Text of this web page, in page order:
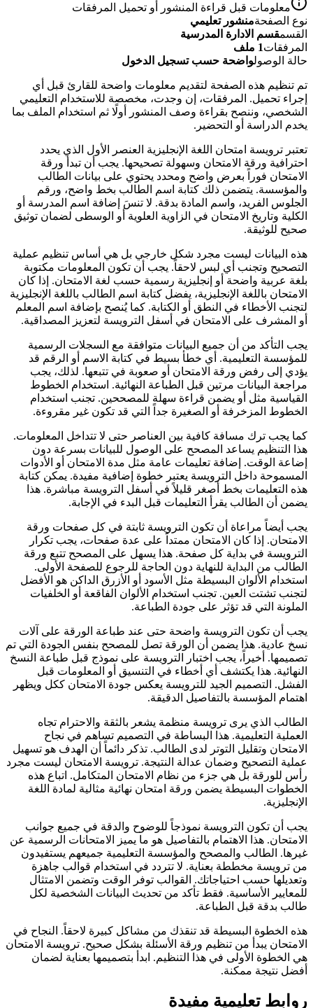
معلومات قبل قراءة المنشور أو تحميل المرفقات
نوع الصفحةمنشور تعليمي
القسمقسم الادارة المدرسية
المرفقات1 ملف
حالة الوصولواضحة حسب تسجيل الدخول
تم تنظيم هذه الصفحة لتقديم معلومات واضحة للقارئ قبل أي
إجراء تحميل. المرفقات، إن وجدت، مخصصة للاستخدام التعليمي
الشخصي، وننصح بقراءة وصف المنشور أولًا ثم استخدام الملف بما
يخدم الدراسة أو التحضير.
تعتبر ترويسة امتحان اللغة الإنجليزية العنصر الأول الذي يحدد
احترافية ورقة الامتحان وسهولة تصحيحها. يجب أن تبدأ ورقة
الامتحان فوراً بعرض واضح ومحدد يحتوي على بيانات الطالب
والمؤسسة. يتضمن ذلك كتابة اسم الطالب بخط واضح، ورقم
الجلوس الفريد، واسم المادة بدقة. لا تنسَ إضافة اسم المدرسة أو
الكلية وتاريخ الامتحان في الزاوية العلوية أو الوسطى لضمان توثيق
صحيح للوثيقة.
هذه البيانات ليست مجرد شكل خارجي بل هي أساس تنظيم عملية
التصحيح وتجنب أي لبس لاحقاً. يجب أن تكون المعلومات مكتوبة
بلغة عربية واضحة أو إنجليزية رسمية حسب لغة الامتحان. إذا كان
الامتحان باللغة الإنجليزية، يفضل كتابة اسم الطالب باللغة الإنجليزية
لتجنب الأخطاء في النطق أو الكتابة. كما يُنصح بإضافة اسم المعلم
أو المشرف على الامتحان في أسفل الترويسة لتعزيز المصداقية.
يجب التأكد من أن جميع البيانات متوافقة مع السجلات الرسمية
للمؤسسة التعليمية. أي خطأ بسيط في كتابة الاسم أو الرقم قد
يؤدي إلى رفض ورقة الامتحان أو صعوبة في تتبعها. لذلك، يجب
مراجعة البيانات مرتين قبل الطباعة النهائية. استخدام الخطوط
القياسية مثل أو يضمن قراءة سهلة للمصححين. تجنب استخدام
الخطوط المزخرفة أو الصغيرة جداً التي قد تكون غير مقروءة.
كما يجب ترك مسافة كافية بين العناصر حتى لا تتداخل المعلومات.
هذا التنظيم يساعد المصحح على الوصول للبيانات بسرعة دون
إضاعة الوقت. إضافة تعليمات عامة مثل مدة الامتحان أو الأدوات
المسموحة داخل الترويسة يعتبر خطوة إضافية مفيدة. يمكن كتابة
هذه التعليمات بخط أصغر قليلاً في أسفل الترويسة مباشرة. هذا
يضمن أن الطالب يقرأ التعليمات قبل البدء في الإجابة.
يجب أيضاً مراعاة أن تكون الترويسة ثابتة في كل صفحات ورقة
الامتحان. إذا كان الامتحان ممتداً على عدة صفحات، يجب تكرار
الترويسة في بداية كل صفحة. هذا يسهل على المصحح تتبع ورقة
الطالب من البداية للنهاية دون الحاجة للرجوع للصفحة الأولى.
استخدام الألوان البسيطة مثل الأسود أو الأزرق الداكن هو الأفضل
لتجنب تشتت العين. تجنب استخدام الألوان الفاقعة أو الخلفيات
الملونة التي قد تؤثر على جودة الطباعة.
يجب أن تكون الترويسة واضحة حتى عند طباعة الورقة على آلات
نسخ عادية. هذا يضمن أن الورقة تصل للمصحح بنفس الجودة التي تم
تصميمها. أخيراً، يجب اختبار الترويسة على نموذج قبل طباعة النسخ
النهائية. هذا يكتشف أي أخطاء في التنسيق أو المعلومات قبل
الفشل. التصميم الجيد للترويسة يعكس جودة الامتحان ككل ويظهر
اهتمام المؤسسة بالتفاصيل الدقيقة.
الطالب الذي يرى ترويسة منظمة يشعر بالثقة والاحترام تجاه
العملية التعليمية. هذا البساطة في التصميم تساهم في نجاح
الامتحان وتقليل التوتر لدى الطالب. تذكر دائماً أن الهدف هو تسهيل
عملية التصحيح وضمان عدالة النتيجة. ترويسة الامتحان ليست مجرد
رأس للورقة بل هي جزء من نظام الامتحان المتكامل. اتباع هذه
الخطوات البسيطة يضمن ورقة امتحان نهائية مثالية لمادة اللغة
الإنجليزية.
يجب أن تكون الترويسة نموذجاً للوضوح والدقة في جميع جوانب
الامتحان. هذا الاهتمام بالتفاصيل هو ما يميز الامتحانات الرسمية عن
غيرها. الطالب والمصحح والمؤسسة التعليمية جميعهم يستفيدون
من ترويسة مخططة بعناية. لا تتردد في استخدام قوالب جاهزة
وتعديلها حسب احتياجاتك. القوالب توفر الوقت وتضمن الامتثال
للمعايير الأساسية. فقط تأكد من تحديث البيانات الشخصية لكل
طالب بدقة قبل الطباعة.
هذه الخطوة البسيطة قد تنقذك من مشاكل كبيرة لاحقاً. النجاح في
الامتحان يبدأ من تنظيم ورقة الأسئلة بشكل صحيح. ترويسة الامتحان
هي الخطوة الأولى في هذا التنظيم. ابدأ بتصميمها بعناية لضمان
أفضل نتيجة ممكنة.
روابط تعليمية مفيدة